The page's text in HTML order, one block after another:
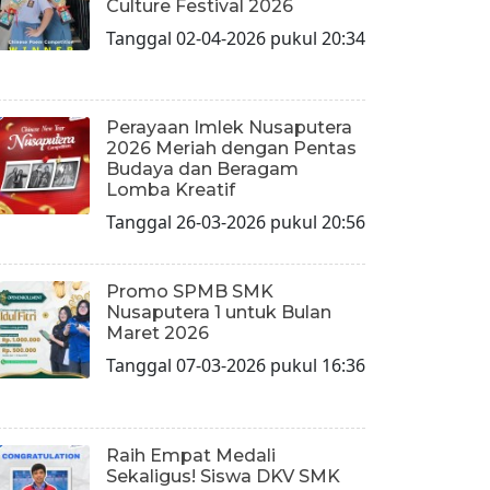
Culture Festival 2026
Tanggal 02-04-2026 pukul 20:34
Perayaan Imlek Nusaputera
2026 Meriah dengan Pentas
Budaya dan Beragam
Lomba Kreatif
Tanggal 26-03-2026 pukul 20:56
Promo SPMB SMK
Nusaputera 1 untuk Bulan
Maret 2026
Tanggal 07-03-2026 pukul 16:36
Raih Empat Medali
Sekaligus! Siswa DKV SMK